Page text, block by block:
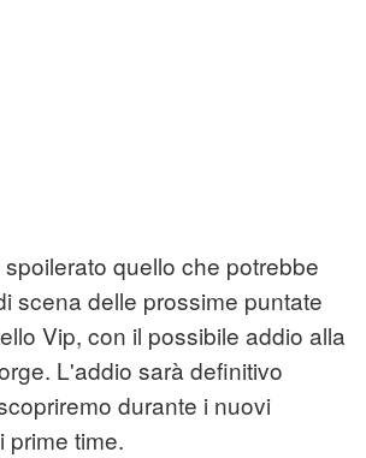
quello che potrebbe
scena delle prossime puntate
Vip, con il possibile addio alla
L'addio sarà definitivo
durante i nuovi
prime time.